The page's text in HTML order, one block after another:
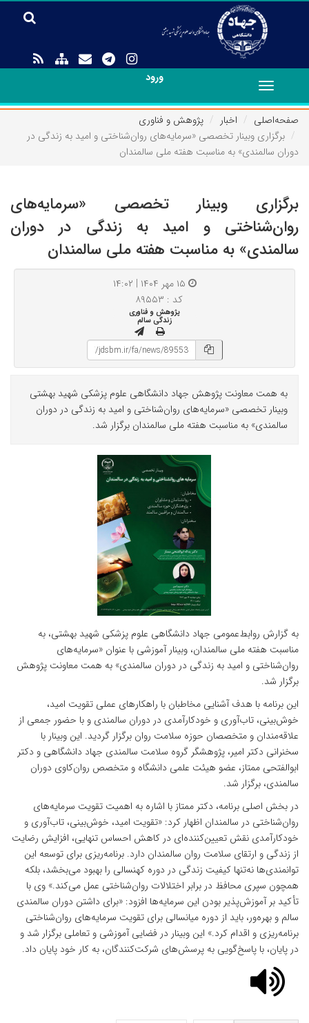
ورود
Toggle
navigation
صفحه‌اصلی
اخبار
پژوهش و فناوری
برگزاری وبینار تخصصی «سرمایه‌های روان‌شناختی و امید به زندگی در
دوران سالمندی» به مناسبت هفته ملی سالمندان
برگزاری وبینار تخصصی «سرمایه‌های
روان‌شناختی و امید به زندگی در دوران
سالمندی» به مناسبت هفته ملی سالمندان
کد : ۸۹۵۵۳
پژوهش و فناوری
زندگی سالم
به همت معاونت پژوهش جهاد دانشگاهی علوم پزشکی شهید بهشتی
وبینار تخصصی «سرمایه‌های روان‌شناختی و امید به زندگی در دوران
سالمندی» به مناسبت هفته ملی سالمندان برگزار شد.
به گزارش روابط‌عمومی جهاد دانشگاهی علوم پزشکی شهید بهشتی، به
مناسبت هفته ملی سالمندان، وبینار آموزشی با عنوان «سرمایه‌های
روان‌شناختی و امید به زندگی در دوران سالمندی» به همت معاونت پژوهش
برگزار شد.
این برنامه با هدف آشنایی مخاطبان با راهکارهای عملی تقویت امید،
خوش‌بینی، تاب‌آوری و خودکارآمدی در دوران سالمندی و با حضور جمعی از
علاقه‌مندان و متخصصان حوزه سلامت روان برگزار گردید. این وبینار با
سخنرانی دکتر امیر، پژوهشگر گروه سلامت سالمندی جهاد دانشگاهی و دکتر
ابوالفتحی ممتاز، عضو هیئت علمی دانشگاه و متخصص روان‌کاوی دوران
سالمندی، برگزار شد.
در بخش اصلی برنامه، دکتر ممتاز با اشاره به اهمیت تقویت سرمایه‌های
روان‌شناختی در سالمندان اظهار کرد: «تقویت امید، خوش‌بینی، تاب‌آوری و
خودکارآمدی نقش تعیین‌کننده‌ای در کاهش احساس تنهایی، افزایش رضایت
از زندگی و ارتقای سلامت روان سالمندان دارد. برنامه‌ریزی برای توسعه این
توانمندی‌ها نه‌تنها کیفیت زندگی در دوره کهنسالی را بهبود می‌بخشد، بلکه
همچون سپری محافظ در برابر اختلالات روان‌شناختی عمل می‌کند.» وی با
تأکید بر آموزش‌پذیر بودن این سرمایه‌ها افزود: «برای داشتن دوران سالمندی
سالم و بهره‌ور، باید از دوره میانسالی برای تقویت سرمایه‌های روان‌شناختی
برنامه‌ریزی و اقدام کرد.» این وبینار در فضایی آموزشی و تعاملی برگزار شد و
در پایان، با پاسخ‌گویی به پرسش‌های شرکت‌کنندگان، به کار خود پایان داد.